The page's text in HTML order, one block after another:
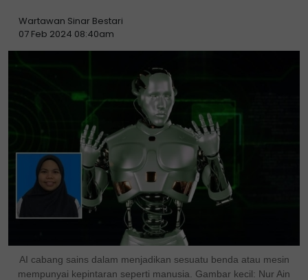
Wartawan Sinar Bestari
07 Feb 2024 08:40am
AI cabang sains dalam menjadikan sesuatu benda atau mesin
mempunyai kepintaran seperti manusia. Gambar kecil: Nur Ain